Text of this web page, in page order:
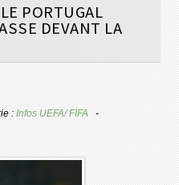
PORTUGAL
DEVANT LA
:Infos UEFA/ FIFA